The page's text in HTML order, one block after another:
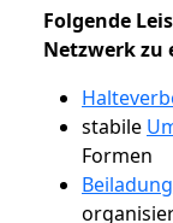
Folgende
Netzwerk zu
stabile
Formen